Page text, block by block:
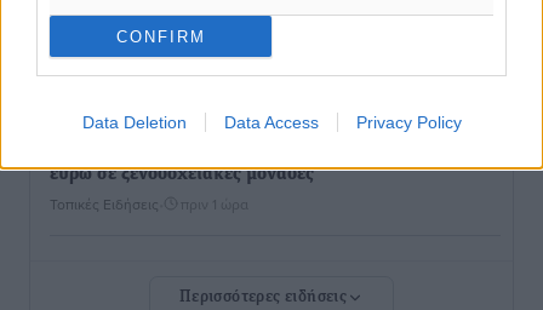
CONFIRM
Data Deletion Data Access Privacy Policy
Οι πρώτες εικόνες του νέου Canadair που έρχεται
Ειδήσεις• πριν 1 ώρα
ευρώ σε ξενοδοχειακές μονάδες
Τοπικές Ειδήσεις πριν 1 ώρα
διακόψουν το κάπνισμαΠερισσότερες ειδήσεις